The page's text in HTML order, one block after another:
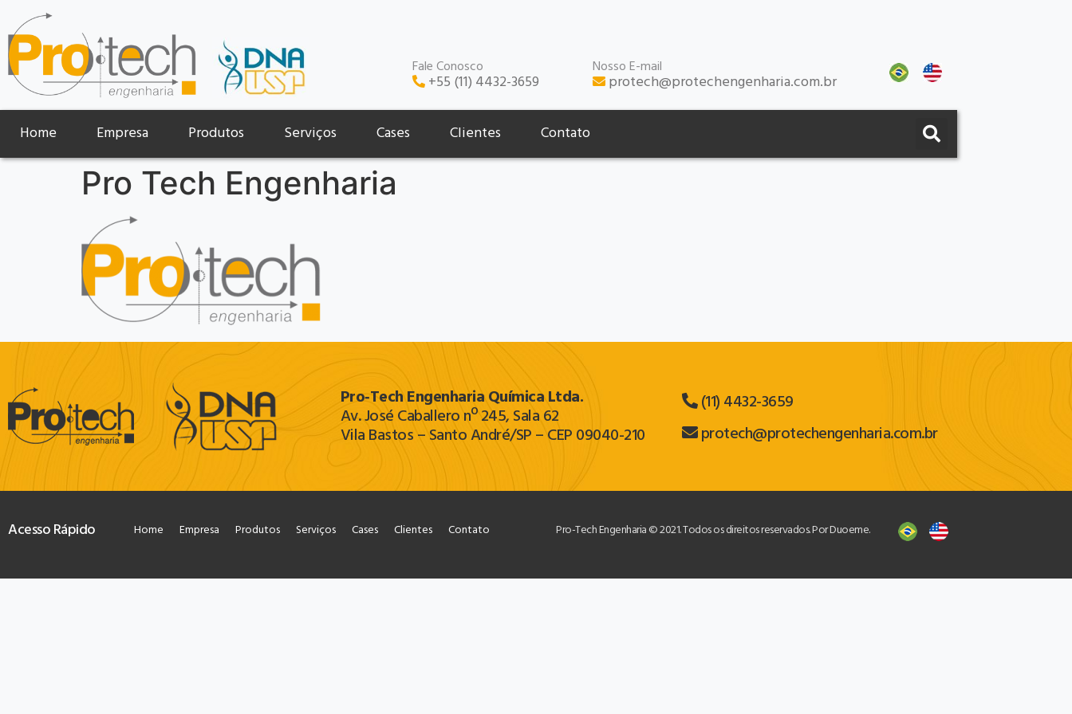
Fale Conosco
+55 (11) 4432-3659
Nosso E-mail
protech@protechengenharia.com.br
Home Empresa Produtos Serviços Cases Clientes Contato
Pro Tech Engenharia
Pro‐Tech Engenharia Química Ltda.
Av. José Caballero nº 245, Sala 62
Vila Bastos – Santo André/SP – CEP 09040-210
(11) 4432-3659
protech@protechengenharia.com.br
Acesso Rápido Home Empresa Produtos Serviços Cases Clientes Contato Pro-Tech Engenharia © 2021. Todos os direitos reservados. Por Duoeme.